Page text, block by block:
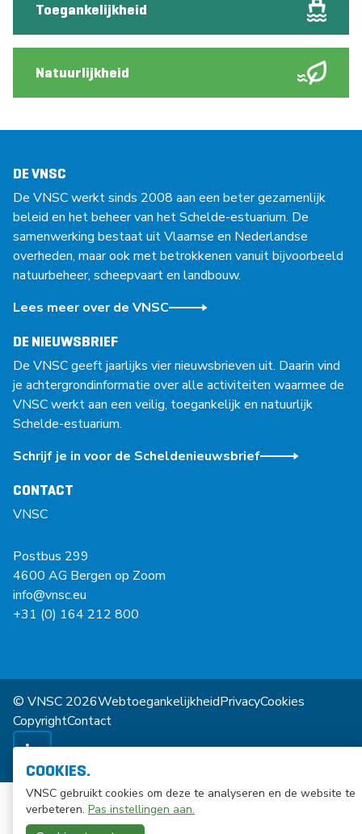
Toegankelijkheid
Natuurlijkheid
DE VNSC
De VNSC werkt sinds 2008 aan een beter gezamenlijk
beleid en het beheer van het Schelde-estuarium. De
samenwerking bestaat uit Vlaamse en Nederlandse
overheden, maar ook met betrokkenen vanuit bijvoorbeeld
natuurbeheer, scheepvaart en landbouw.
Lees meer over de VNSC
DE NIEUWSBRIEF
De VNSC geeft jaarlijks vier nieuwsbrieven uit. Daarin vind
je achtergrondinformatie over alle activiteiten waarmee de
VNSC werkt aan een veilig, toegankelijk en natuurlijk
Schelde-estuarium.
Schrijf je in voor de Scheldenieuwsbrief
CONTACT
VNSC
Postbus 299
4600 AG Bergen op Zoom
info@vnsc.eu
+31 (0) 164 212 800
© VNSC 2026WebtoegankelijkheidPrivacyCookies
CopyrightContact
COOKIES.
VNSC gebruikt cookies om deze te analyseren en de website te
verbeteren. Pas instellingen aan.